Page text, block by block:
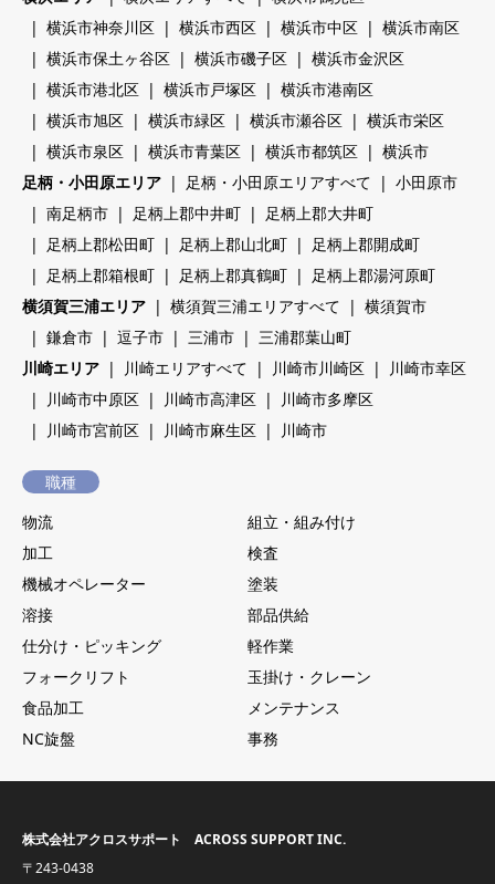
横浜市神奈川区
横浜市西区 横浜市中区
横浜市南区
横浜市保土ヶ谷区
横浜市磯子区
横浜市金沢区
横浜市港北区
横浜市戸塚区
横浜市港南区
横浜市旭区
横浜市緑区 横浜市瀬谷区
横浜市栄区
横浜市泉区
横浜市青葉区 横浜市都筑区
横浜市
足柄・小田原エリア
足柄・小田原エリアすべて
小田原市
南足柄市
足柄上郡中井町
足柄上郡大井町
足柄上郡松田町
足柄上郡山北町
足柄上郡開成町
足柄上郡箱根町
足柄上郡真鶴町
足柄上郡湯河原町
横須賀三浦エリア
横須賀三浦エリアすべて
横須賀市
鎌倉市
逗子市 三浦市
三浦郡葉山町
川崎エリア
川崎エリアすべて 川崎市川崎区
川崎市幸区
川崎市中原区
川崎市高津区
川崎市多摩区
川崎市宮前区
川崎市麻生区 川崎市
職種
物流
組立・組み付け
加工
検査
機械オペレーター
塗装
溶接
部品供給
仕分け・ピッキング
軽作業
フォークリフト
玉掛け・クレーン
食品加工
メンテナンス
NC旋盤
事務
株式会社アクロスサポート ACROSS SUPPORT INC.
〒243-0438